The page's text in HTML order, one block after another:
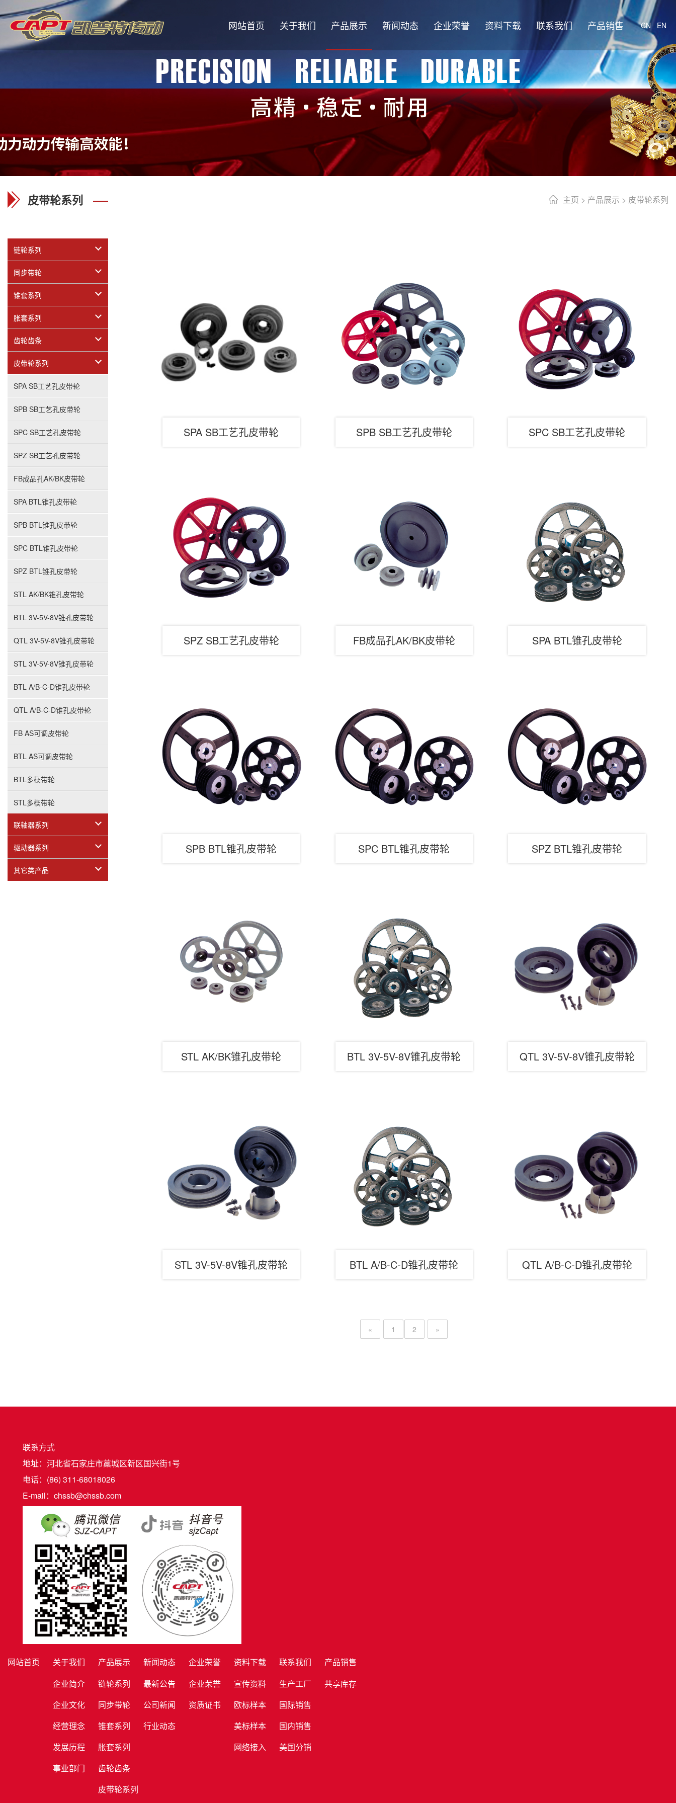
网站首页 关于我们 产品展示 新闻动态 企业荣誉 资料下载 联系我们 产品销售 CN EN
主页 > 产品展示 > 皮带轮系列
皮带轮系列
链轮系列
同步带轮
锥套系列
胀套系列
齿轮齿条
皮带轮系列
SPA SB工艺孔皮带轮
SPB SB工艺孔皮带轮
SPC SB工艺孔皮带轮
SPZ SB工艺孔皮带轮
FB成品孔AK/BK皮带轮
SPA BTL锥孔皮带轮
SPB BTL锥孔皮带轮
SPC BTL锥孔皮带轮
SPZ BTL锥孔皮带轮
STL AK/BK锥孔皮带轮
BTL 3V-5V-8V锥孔皮带轮
QTL 3V-5V-8V锥孔皮带轮
STL 3V-5V-8V锥孔皮带轮
BTL A/B-C-D锥孔皮带轮
QTL A/B-C-D锥孔皮带轮
FB AS可调皮带轮
BTL AS可调皮带轮
BTL多楔带轮
STL多楔带轮
联轴器系列
驱动器系列
其它类产品
SPA SB工艺孔皮带轮 SPB SB工艺孔皮带轮 SPC SB工艺孔皮带轮
SPZ SB工艺孔皮带轮 FB成品孔AK/BK皮带轮 SPA BTL锥孔皮带轮
SPB BTL锥孔皮带轮 SPC BTL锥孔皮带轮 SPZ BTL锥孔皮带轮
STL AK/BK锥孔皮带轮 BTL 3V-5V-8V锥孔皮带轮 QTL 3V-5V-8V锥孔皮带轮
STL 3V-5V-8V锥孔皮带轮 BTL A/B-C-D锥孔皮带轮 QTL A/B-C-D锥孔皮带轮
« 1 2 »
联系方式
地址：河北省石家庄市藁城区新区国兴街1号
电话：(86) 311-68018026
E-mail：chssb@chssb.com
网站首页
关于我们
企业简介
企业文化
经营理念
发展历程
事业部门
产品展示
链轮系列
同步带轮
锥套系列
胀套系列
齿轮齿条
皮带轮系列
新闻动态
最新公告
公司新闻
行业动态
企业荣誉
企业荣誉
资质证书
资料下载
宣传资料
欧标样本
美标样本
网络接入
联系我们
生产工厂
国际销售
国内销售
美国分销
产品销售
共享库存